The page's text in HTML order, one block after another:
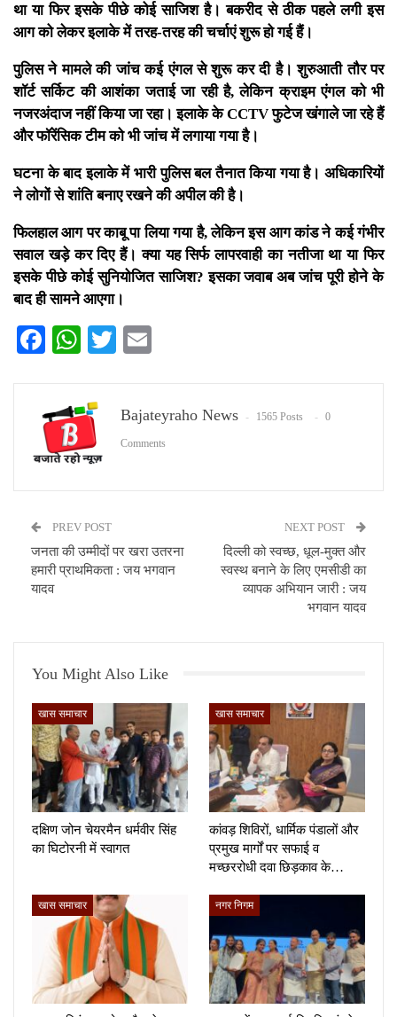
था या फिर इसके पीछे कोई साजिश है। बकरीद से ठीक पहले लगी इस
आग को लेकर इलाके में तरह-तरह की चर्चाएं शुरू हो गई हैं।
पुलिस ने मामले की जांच कई एंगल से शुरू कर दी है। शुरुआती तौर पर
शॉर्ट सर्किट की आशंका जताई जा रही है, लेकिन क्राइम एंगल को भी
नजरअंदाज नहीं किया जा रहा। इलाके के CCTV फुटेज खंगाले जा रहे हैं
और फॉरेंसिक टीम को भी जांच में लगाया गया है।
घटना के बाद इलाके में भारी पुलिस बल तैनात किया गया है। अधिकारियों
ने लोगों से शांति बनाए रखने की अपील की है।
फिलहाल आग पर काबू पा लिया गया है, लेकिन इस आग कांड ने कई गंभीर
सवाल खड़े कर दिए हैं। क्या यह सिर्फ लापरवाही का नतीजा था या फिर
इसके पीछे कोई सुनियोजित साजिश? इसका जवाब अब जांच पूरी होने के
बाद ही सामने आएगा।
Facebook
WhatsApp
Twitter
Bajateyraho News 1565 Posts 0
Comments
PREV POST
जनता की उम्मीदों पर खरा उतरना
हमारी प्राथमिकता : जय भगवान
यादव
NEXT POST
दिल्ली को स्वच्छ, धूल-मुक्त और
स्वस्थ बनाने के लिए एमसीडी का
व्यापक अभियान जारी : जय
भगवान यादव
You Might Also Like
खास समाचार
दक्षिण जोन चेयरमैन धर्मवीर सिंह
का घिटोरनी में स्वागत
खास समाचार
कांवड़ शिविरों, धार्मिक पंडालों और
प्रमुख मार्गों पर सफाई व
मच्छररोधी दवा छिड़काव के…
खास समाचार नगर निगम